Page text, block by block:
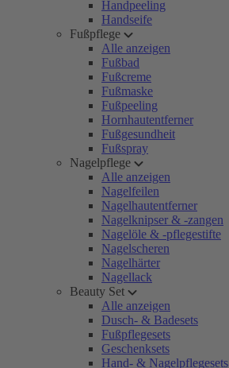
Handpeeling
Handseife
Fußpflege
Alle anzeigen
Fußbad
Fußcreme
Fußmaske
Fußpeeling
Hornhautentferner
Fußgesundheit
Fußspray
Nagelpflege
Alle anzeigen
Nagelfeilen
Nagelhautentferner
Nagelknipser & -zangen
Nagelöle & -pflegestifte
Nagelscheren
Nagelhärter
Nagellack
Beauty Set
Alle anzeigen
Dusch- & Badesets
Fußpflegesets
Geschenksets
Hand- & Nagelpflegesets